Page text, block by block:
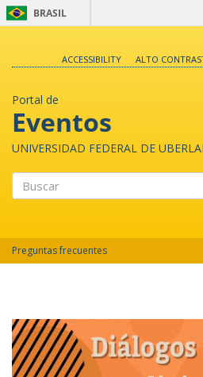
BRASIL
ACCESSIBILITY
ALTO
Portal de
Eventos
UNIVERSIDAD FEDERAL DE
Preguntas frecuentes